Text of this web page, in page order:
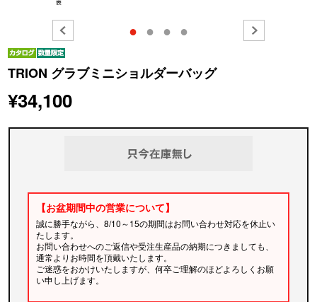
● ● ● ●
TRION グラブミニショルダーバッグ
¥34,100
【お盆期間中の営業について】
誠に勝手ながら、8/10～15の期間はお問い合わせ対応を休止い
たします。
お問い合わせへのご返信や受注生産品の納期につきましても、
通常よりお時間を頂戴いたします。
ご迷惑をおかけいたしますが、何卒ご理解のほどよろしくお願
い申し上げます。